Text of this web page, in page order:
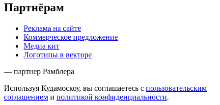
Партнёрам
Реклама на сайте
Коммерческое предложение
Медиа кит
Логотипы в векторе
— партнер Рамблера
Используя Кудамоскоу, вы соглашаетесь с пользовательским
соглашением и политикой конфиденциальности.